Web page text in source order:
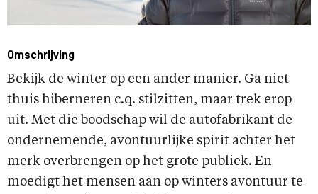
Omschrijving
Bekijk de winter op een ander manier. Ga niet
thuis hiberneren c.q. stilzitten, maar trek erop
uit. Met die boodschap wil de autofabrikant de
ondernemende, avontuurlijke spirit achter het
merk overbrengen op het grote publiek. En
moedigt het mensen aan op winters avontuur te